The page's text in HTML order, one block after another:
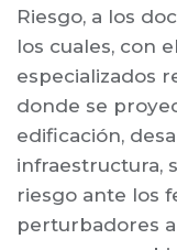
Riesgo, a los
los cuales, con
especializados
donde se
edificación,
infraestructura,
riesgo ante los
perturbadores